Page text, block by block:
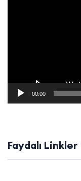
00:00
Faydalı Linkler